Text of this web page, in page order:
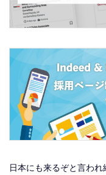
日本にも来るぞと言わ